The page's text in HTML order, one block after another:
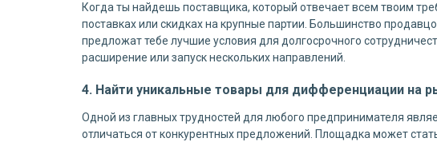
Когда ты найдешь поставщика, который отвечает всем твоим
поставках или скидках на крупные партии. Большинство
предложат тебе лучшие условия для долгосрочного
расширение или запуск нескольких направлений.
4. Найти уникальные товары для дифференциации на
Одной из главных трудностей для любого предпринимателя
отличаться от конкурентных предложений. Площадка может